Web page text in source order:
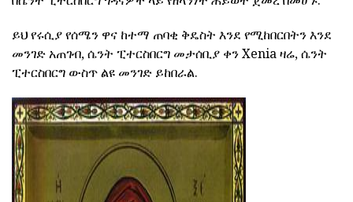
ይህ የሩሲያ የሰሜን ዋና ከተማ ጠባቂ ቅዴስት እንደ የሚከበርበትን እንደ
መንገድ አጠገብ, ሴንት ፒተርስበርግ መታሰቢያ ቀን Xenia ዛሬ, ሴንት
ፒተርስበርግ ውስጥ ልዩ መንገድ ይከበራል.